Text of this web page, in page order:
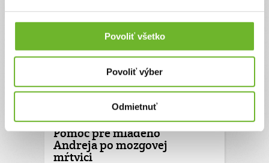
Povoliť všetko
Povoliť výber
Odmietnuť
Pomoc pre mladého
Andreja po mozgovej
mŕtvici